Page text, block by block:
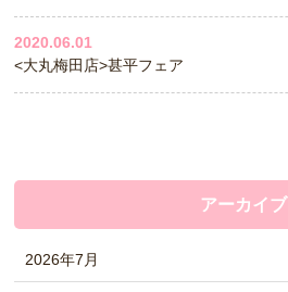
2020.06.01
<大丸梅田店>甚平フェア
アーカイブ
2026年7月